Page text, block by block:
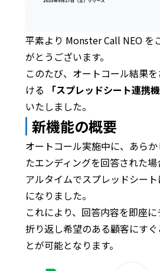
平素より Monster Call NEO を
がとうございます。
このたび、オートコール結果
ける
「スプレッドシート連携機
いたしました。
新機能の概要
オートコール実施中に、あら
たエンディングを回答された
アルタイムでスプレッドシー
になりました。
これにより、回答内容を即座に
折り返し希望のある顧客にす
とが可能となります。